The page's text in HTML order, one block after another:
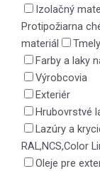
Izolačný
Protipožiarna
materiál
Tmely
Farby a laky
Výrobcovia
Exteriér
Hrubovrstvé
Lazúry a
RAL,NCS,Color
Oleje pre